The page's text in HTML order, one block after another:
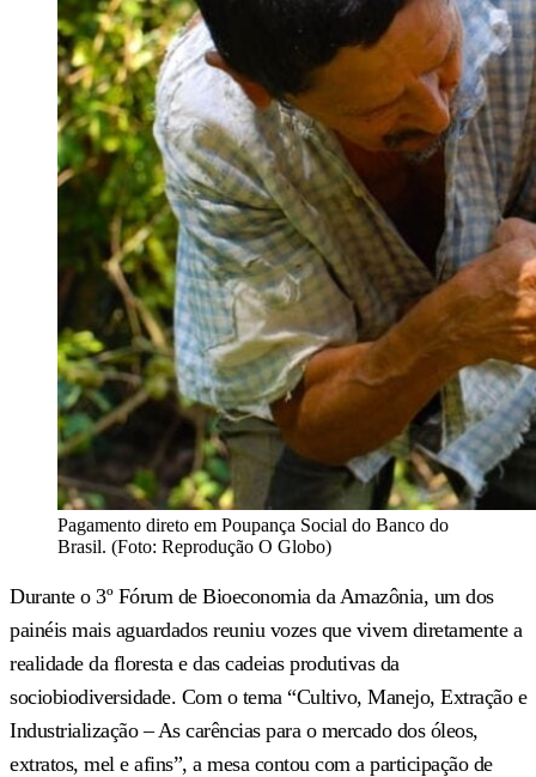
Pagamento direto em Poupança Social do Banco do
Brasil. (Foto: Reprodução O Globo)
Durante o 3º Fórum de Bioeconomia da Amazônia, um dos
painéis mais aguardados reuniu vozes que vivem diretamente a
realidade da floresta e das cadeias produtivas da
sociobiodiversidade. Com o tema “Cultivo, Manejo, Extração e
Industrialização – As carências para o mercado dos óleos,
extratos, mel e afins”, a mesa contou com a participação de